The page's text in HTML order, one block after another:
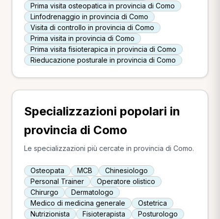
Prima visita osteopatica in provincia di Como
Linfodrenaggio in provincia di Como
Visita di controllo in provincia di Como
Prima visita in provincia di Como
Prima visita fisioterapica in provincia di Como
Rieducazione posturale in provincia di Como
Specializzazioni popolari in
provincia di Como
Le specializzazioni più cercate in provincia di Como.
Osteopata MCB
Chinesiologo
Personal Trainer
Operatore olistico
Chirurgo
Dermatologo
Medico di medicina generale
Ostetrica
Nutrizionista
Fisioterapista Posturologo